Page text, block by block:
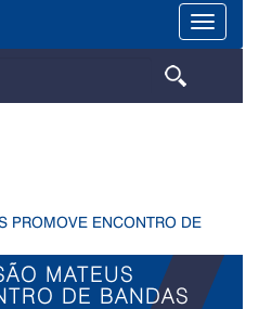
Menu
PROMOVE ENCONTRO DE
MATEUS
DE BANDAS